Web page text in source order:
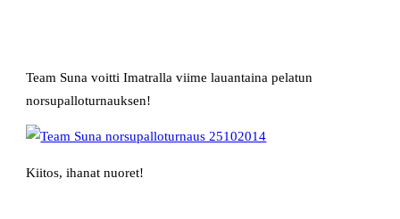
Team Suna voitti Imatralla viime lauantaina pelatun
norsupalloturnauksen!
Kiitos, ihanat nuoret!